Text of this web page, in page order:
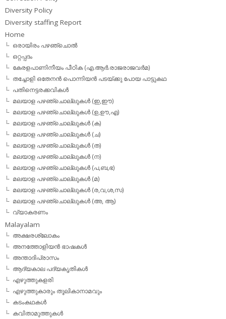
Diversity Policy
Diversity staffing Report
Home
ഒരായിരം പഴഞ്ചൊല്‍
ഒറ്റപ്പദം
കേരളപാണിനീയം പീഠിക (എ.ആര്‍.രാജരാജവര്‍മ)
തച്ചോളി ഒതേനൻ പൊന്നിയൻ പടയ്‌ക്കു പോയ പാട്ടുകഥ
പതിനെട്ടരക്കവികള്‍
മലയാള പഴഞ്ചൊല്ലുകള്‍ (ഇ,ഈ)
മലയാള പഴഞ്ചൊല്ലുകള്‍ (ഉ,ഊ,എ)
മലയാള പഴഞ്ചൊല്ലുകള്‍ (ക)
മലയാള പഴഞ്ചൊല്ലുകള്‍ (ച)
മലയാള പഴഞ്ചൊല്ലുകള്‍ (ത)
മലയാള പഴഞ്ചൊല്ലുകള്‍ (ന)
മലയാള പഴഞ്ചൊല്ലുകള്‍ (പ,ബ,ഭ)
മലയാള പഴഞ്ചൊല്ലുകള്‍ (മ)
മലയാള പഴഞ്ചൊല്ലുകള്‍ (ര,വ,ശ,സ)
മലയാള പഴഞ്ചൊല്ലുകൾ (അ, ആ)
വ്യാകരണം
Malayalam
അക്ഷരശ്ലോകം
അനത്തോളിയന്‍ ഭാഷകള്‍
അന്താദിപ്രാസം
ആദ്യകാല പദ്യകൃതികള്‍
എഴുത്തുകളരി
എഴുത്തുകാരും തൂലികാനാമവും
കടംകഥകള്‍
കവിതാമുത്തുകള്‍